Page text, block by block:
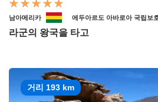
남아메리카 에두아르도 아바로아 국립보
라군의 왕국을 타고
거리 193 km